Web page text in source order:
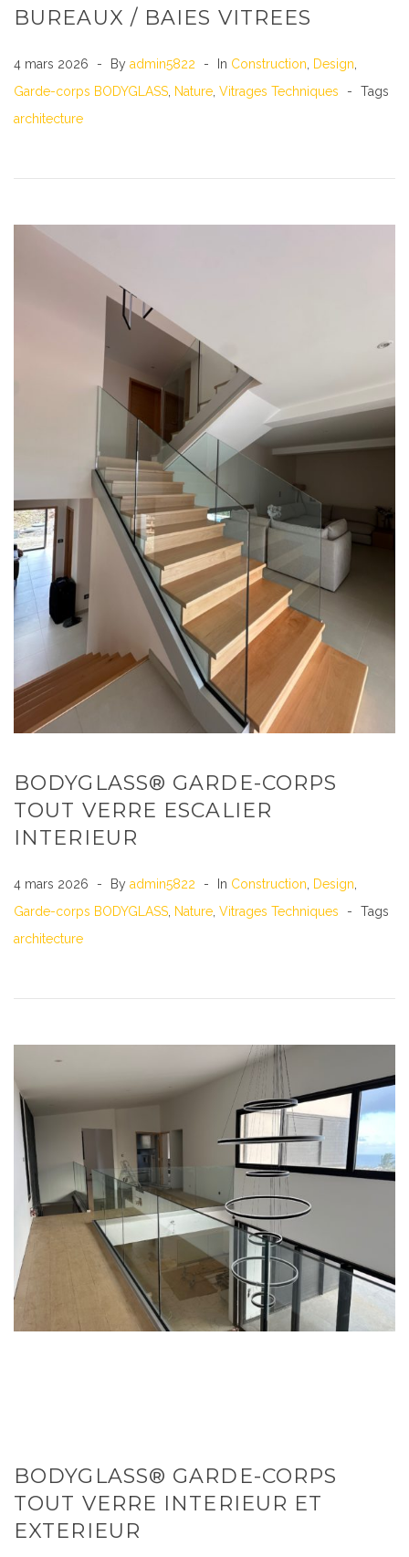
BUREAUX / BAIES VITREES
4 mars 2026 By admin5822 In Construction Design
Garde-corps BODYGLASS Nature Vitrages Techniques
Tags
architecture
BODYGLASS® GARDE-CORPS
TOUT VERRE ESCALIER
INTERIEUR
4 mars 2026 By admin5822 In Construction, Design,
Garde-corps BODYGLASS, Nature, Vitrages Techniques
Tags
architecture
BODYGLASS® GARDE-CORPS
TOUT VERRE INTERIEUR ET
EXTERIEUR